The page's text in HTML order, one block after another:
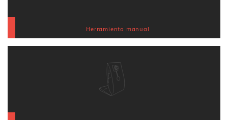
Herramienta manual